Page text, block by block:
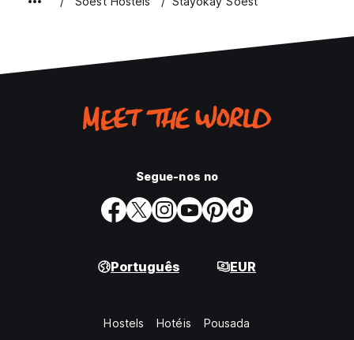
Segue-nos no
Português EUR
Hostels Hotéis Pousada